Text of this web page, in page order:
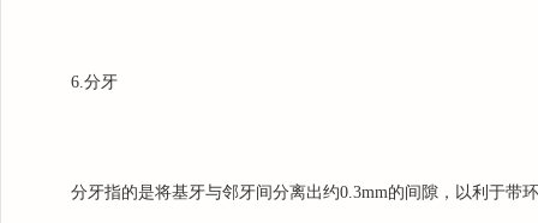
6.分牙
分牙指的是将基牙与邻牙间分离出约0.3mm的间隙，以利于带